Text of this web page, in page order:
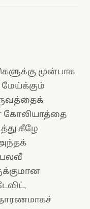
முன்பாக
கோலியாத்தை
கீழே
பலவீ